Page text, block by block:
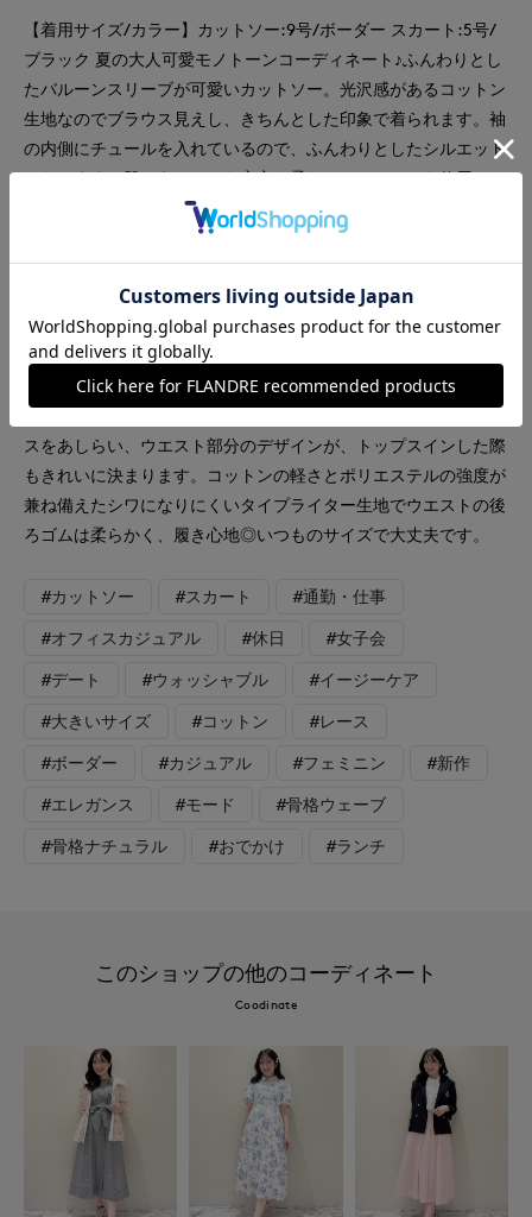
【着用サイズ/カラー】カットソー:9号/ボーダー スカート:5号/
ブラック 夏の大人可愛モノトーンコーディネート♪ふんわりとし
たバルーンスリーブが可愛いカットソー。光沢感があるコットン
生地なのでブラウス見えし、きちんとした印象で着られます。袖
の内側にチュールを入れているので、ふんわりとしたシルエット
になります。肌にあたっても安心な柔らかいチュールを使用。フ
ラワーモチーフが顔まわりを華やかに見せてくれる1枚で着映え
するカットソー。フラワーモチーフはカットソー生地で作られて
るので、自宅でイージーケアしていただけます。詰まりすぎない
ネックラインで、アームホールもゆとりあるので着心地◎合わせ
のスカートはシンプルなタックスカート。はしごレースを施した
切り替えデザインが、軽やかな抜け感を演出し、裾のスカラップ
デザインが、女性らしく上品な印象に。さりげないレース使いが
スをあしらい、ウエスト部分のデザインが、トップスインした際
もきれいに決まります。コットンの軽さとポリエステルの強度が
兼ね備えたシワになりにくいタイプライター生地でウエストの後
ろゴムは柔らかく、履き心地◎いつものサイズで大丈夫です。
#カットソー #スカート #通勤・仕事
#オフィスカジュアル #休日 #女子会
#デート #ウォッシャブル #イージーケア
#大きいサイズ #コットン #レース
#ボーダー #カジュアル #フェミニン #新作
#エレガンス #モード #骨格ウェーブ
#骨格ナチュラル #おでかけ #ランチ
このショップの他のコーディネート
Coodinate